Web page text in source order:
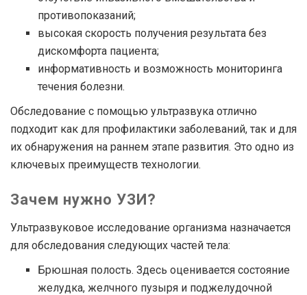
противопоказаний;
высокая скорость получения результата без
дискомфорта пациента;
информативность и возможность мониторинга
течения болезни.
Обследование с помощью ультразвука отлично
подходит как для профилактики заболеваний, так и для
их обнаружения на раннем этапе развития. Это одно из
ключевых преимуществ технологии.
Зачем нужно УЗИ?
Ультразвуковое исследование организма назначается
для обследования следующих частей тела:
Брюшная полость. Здесь оценивается состояние
желудка, желчного пузыря и поджелудочной